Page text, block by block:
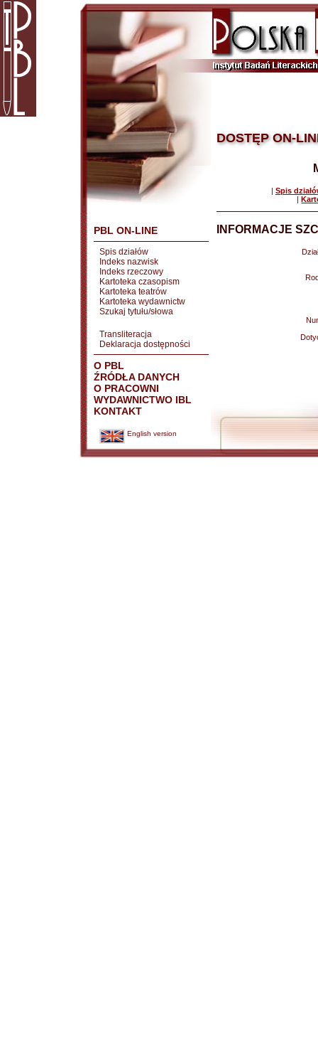
PBL ON-LINE
Spis działów
Indeks nazwisk
Indeks rzeczowy
Kartoteka czasopism
Kartoteka teatrów
Kartoteka wydawnictw
Szukaj tytułu/słowa
Transliteracja
Deklaracja dostępności
O PBL
ŹRÓDŁA DANYCH
O PRACOWNI
WYDAWNICTWO IBL
KONTAKT
English version
DOSTĘP ON-
| Spis
|
INFORMACJE